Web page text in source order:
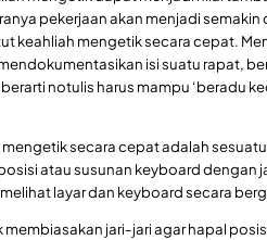
pekerjaan akan menjadi
keahliah mengetik secara cepat.
isi suatu rapat,
notulis harus mampu ‘beradu
secara cepat adalah
atau susunan keyboard dengan
layar dan keyboard secara
membiasakan jari-jari agar hapal